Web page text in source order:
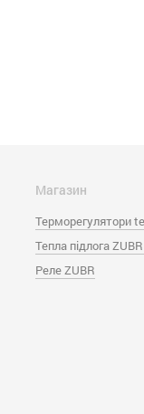
Магазин
Терморегулятори
Тепла підлога
Реле ZUBR